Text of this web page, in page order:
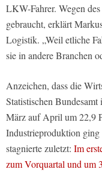
LKW-Fahrer. Wegen
gebraucht, erklärt
Logistik. „Weil etliche
sie in andere Branchen
Anzeichen, dass die
Statistischen
März auf April um 22,9
Industrieproduktion
stagnierte zuletzt: Im
zum Vorquartal und um